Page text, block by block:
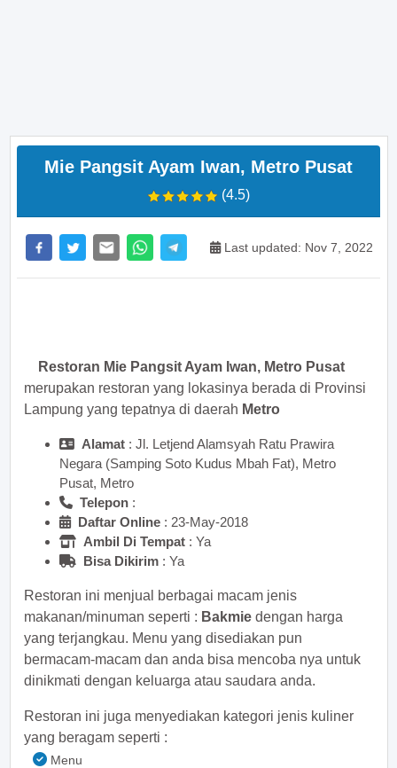
Mie Pangsit Ayam Iwan, Metro Pusat
(4.5)
Last updated: Nov 7, 2022
Restoran Mie Pangsit Ayam Iwan, Metro Pusat
merupakan restoran yang lokasinya berada di Provinsi
Lampung yang tepatnya di daerah Metro
Alamat : Jl. Letjend Alamsyah Ratu Prawira
Negara (Samping Soto Kudus Mbah Fat), Metro
Pusat, Metro
Telepon :
Daftar Online : 23-May-2018
Ambil Di Tempat : Ya
Bisa Dikirim : Ya
Restoran ini menjual berbagai macam jenis
makanan/minuman seperti : Bakmie dengan harga
yang terjangkau. Menu yang disediakan pun
bermacam-macam dan anda bisa mencoba nya untuk
dinikmati dengan keluarga atau saudara anda.
Restoran ini juga menyediakan kategori jenis kuliner
yang beragam seperti :
Menu